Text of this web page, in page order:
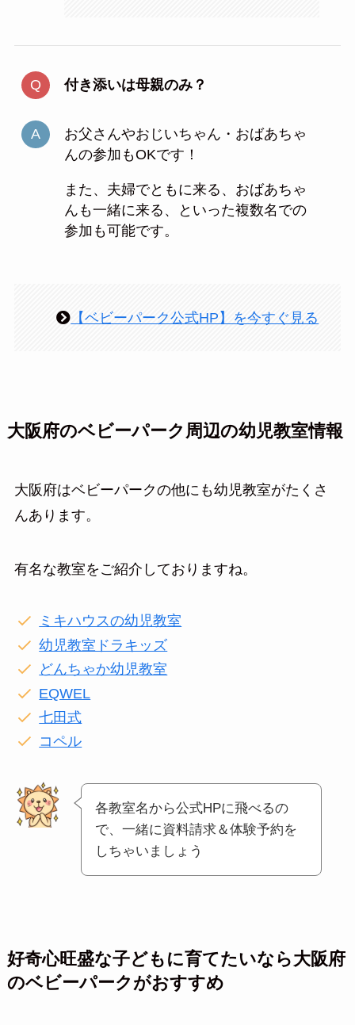
付き添いは母親のみ？
お父さんやおじいちゃん・おばあちゃ
んの参加もOKです！
また、夫婦でともに来る、おばあちゃ
んも一緒に来る、といった複数名での
参加も可能です。
【ベビーパーク公式HP】を今すぐ見る
大阪府のベビーパーク周辺の幼児教室情報
大阪府はベビーパークの他にも幼児教室がたくさ
んあります。
有名な教室をご紹介しておりますね。
ミキハウスの幼児教室
幼児教室ドラキッズ
どんちゃか幼児教室
EQWEL
七田式
コペル
各教室名から公式HPに飛べるの
で、一緒に資料請求＆体験予約を
しちゃいましょう
好奇心旺盛な子どもに育てたいなら大阪府
のベビーパークがおすすめ